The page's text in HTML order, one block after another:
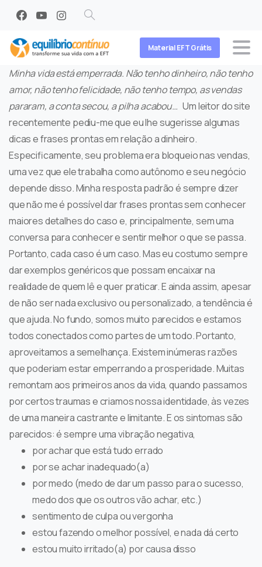
Search
Material EFT Grátis
Minha vida está emperrada. Não tenho dinheiro, não tenho
amor, não tenho felicidade, não tenho tempo, as vendas
pararam, a conta secou, a pilha acabou… Um leitor do site
recentemente pediu-me que eu lhe sugerisse algumas
dicas e frases prontas em relação a dinheiro.
Especificamente, seu problema era bloqueio nas vendas,
uma vez que ele trabalha como autônomo e seu negócio
depende disso. Minha resposta padrão é sempre dizer
que não me é possível dar frases prontas sem conhecer
maiores detalhes do caso e, principalmente, sem uma
conversa para conhecer e sentir melhor o que se passa.
Portanto, cada caso é um caso. Mas eu costumo sempre
dar exemplos genéricos que possam encaixar na
realidade de quem lê e quer praticar. E ainda assim, apesar
de não ser nada exclusivo ou personalizado, a tendência é
que ajuda. No fundo, somos muito parecidos e estamos
todos conectados como partes de um todo. Portanto,
aproveitamos a semelhança. Existem inúmeras razões
que poderiam estar emperrando a prosperidade. Muitas
remontam aos primeiros anos da vida, quando passamos
por certos traumas e criamos nossa identidade, às vezes
de uma maneira castrante e limitante. E os sintomas são
parecidos: é sempre uma vibração negativa,
por achar que está tudo errado
por se achar inadequado(a)
por medo (medo de dar um passo para o sucesso,
medo dos que os outros vão achar, etc.)
sentimento de culpa ou vergonha
estou fazendo o melhor possível, e nada dá certo
estou muito irritado(a) por causa disso